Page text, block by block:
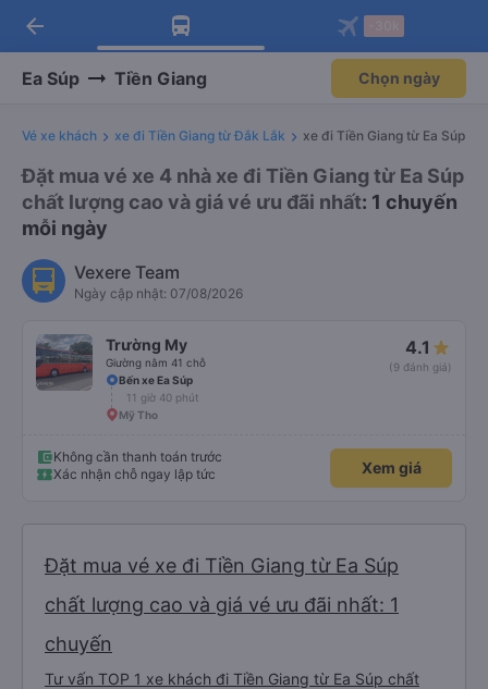
Tải app Vexere ngay!
Nhận ưu đãi thành viên độc
Mở app
Tải app Vexere
-30k/ghế khi đặt vé máy bay qua
Mở app
arrow_back
Ea Súp Tiền Giang Chọn ngày
Vé xe khách xe đi Tiền Giang từ Đắk Lắk xe đi Tiền Giang từ Ea Súp
Đặt mua vé xe 4 nhà xe đi Tiền Giang từ Ea Súp
chất lượng cao và giá vé ưu đãi nhất: 1 chuyến
mỗi ngày
Vexere Team
Ngày cập nhật: 07/08/2026
Trường My
Giường nằm 41 chỗ
4.1
(9 đánh giá)
Bến xe Ea Súp
11 giờ 40 phút
Mỹ Tho
Không cần thanh toán trước
Xác nhận chỗ ngay lập tức
Xem giá
Đặt mua vé xe đi Tiền Giang từ Ea Súp
chất lượng cao và giá vé ưu đãi nhất: 1
chuyến
Tư vấn TOP 1 xe khách đi Tiền Giang từ Ea Súp chất